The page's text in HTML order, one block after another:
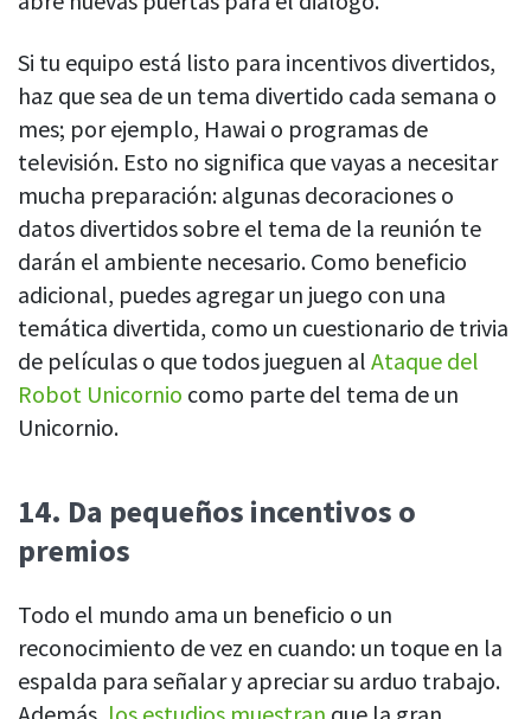
Si tu equipo está listo para incentivos divertidos,
haz que sea de un tema divertido cada semana o
mes; por ejemplo, Hawai o programas de
televisión. Esto no significa que vayas a necesitar
mucha preparación: algunas decoraciones o
datos divertidos sobre el tema de la reunión te
darán el ambiente necesario. Como beneficio
adicional, puedes agregar un juego con una
temática divertida, como un cuestionario de trivia
de películas o que todos jueguen al Ataque del
Robot Unicornio como parte del tema de un
Unicornio.
14. Da pequeños incentivos o
premios
Todo el mundo ama un beneficio o un
reconocimiento de vez en cuando: un toque en la
espalda para señalar y apreciar su arduo trabajo.